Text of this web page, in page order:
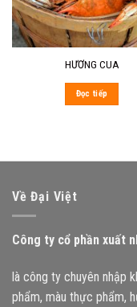
HƯƠNG CUA
Đọc tiếp
Về Đại Việt
Công ty cổ phần xuất
là công ty chuyên nhập
phẩm, màu thực phẩm,